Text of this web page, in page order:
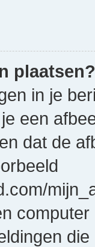
plaatsen?
in je
een
dat de